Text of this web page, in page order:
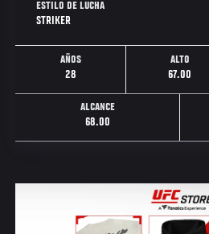
ESTILO DE LUCHA
STRIKER
AÑOS
28
ALTO
67.00
ALCANCE
68.00